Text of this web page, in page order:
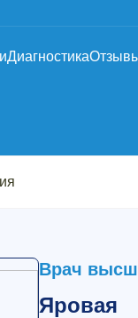
Диагностика
Врач
Яровая